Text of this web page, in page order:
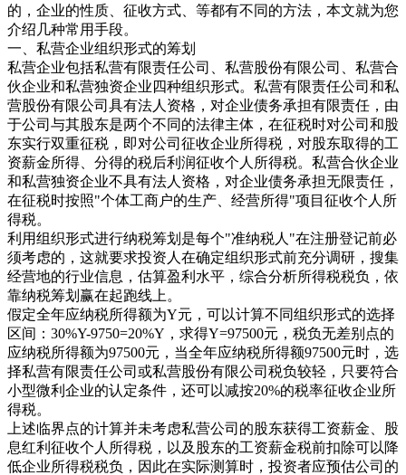
的，企业的性质、征收方式、等都有不同的方法，本文就为您
介绍几种常用手段。
一、私营企业组织形式的筹划
私营企业包括私营有限责任公司、私营股份有限公司、私营合
伙企业和私营独资企业四种组织形式。私营有限责任公司和私
营股份有限公司具有法人资格，对企业债务承担有限责任，由
于公司与其股东是两个不同的法律主体，在征税时对公司和股
东实行双重征税，即对公司征收企业所得税，对股东取得的工
资薪金所得、分得的税后利润征收个人所得税。私营合伙企业
和私营独资企业不具有法人资格，对企业债务承担无限责任，
在征税时按照"个体工商户的生产、经营所得"项目征收个人所
得税。
利用组织形式进行纳税筹划是每个"准纳税人"在注册登记前必
须考虑的，这就要求投资人在确定组织形式前充分调研，搜集
经营地的行业信息，估算盈利水平，综合分析所得税税负，依
靠纳税筹划赢在起跑线上。
假定全年应纳税所得额为Y元，可以计算不同组织形式的选择
区间：30%Y-9750=20%Y，求得Y=97500元，税负无差别点的
应纳税所得额为97500元，当全年应纳税所得额97500元时，选
择私营有限责任公司或私营股份有限公司税负较轻，只要符合
小型微利企业的认定条件，还可以减按20%的税率征收企业所
得税。
上述临界点的计算并未考虑私营公司的股东获得工资薪金、股
息红利征收个人所得税，以及股东的工资薪金税前扣除可以降
低企业所得税税负，因此在实际测算时，投资者应预估公司的